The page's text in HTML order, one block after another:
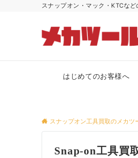
スナップオン・マック・KTCなど
はじめてのお客様へ
スナップオン工具買取のメカツ
Snap-on工具買